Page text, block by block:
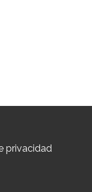
privacidad